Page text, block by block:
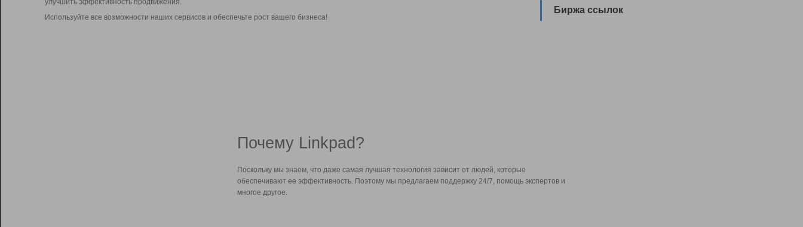
Используйте все возможности наших сервисов и обеспечьте рост вашего бизнеса!
Биржа ссылок
Почему Linkpad?
Поскольку мы знаем, что даже самая лучшая технология зависит от людей, которые
обеспечивают ее эффективность. Поэтому мы предлагаем поддержку 24/7, помощь экспертов и
многое другое.